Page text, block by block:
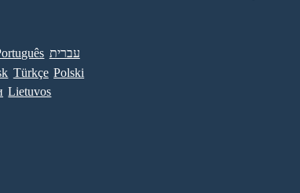
עברית
Türkçe Polski
Lietuvos